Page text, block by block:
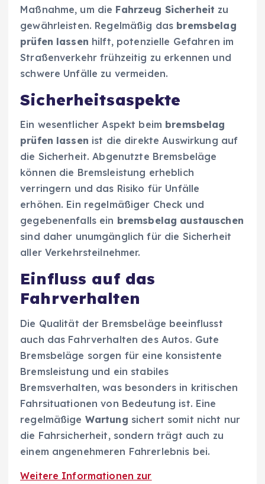
Maßnahme, um die Fahrzeug Sicherheit zu
gewährleisten. Regelmäßig das bremsbelag
prüfen lassen hilft, potenzielle Gefahren im
Straßenverkehr frühzeitig zu erkennen und
schwere Unfälle zu vermeiden.
Sicherheitsaspekte
Ein wesentlicher Aspekt beim bremsbelag
prüfen lassen ist die direkte Auswirkung auf
die Sicherheit. Abgenutzte Bremsbeläge
können die Bremsleistung erheblich
verringern und das Risiko für Unfälle
erhöhen. Ein regelmäßiger Check und
gegebenenfalls ein bremsbelag austauschen
sind daher unumgänglich für die Sicherheit
aller Verkehrsteilnehmer.
Einfluss auf das
Fahrverhalten
Die Qualität der Bremsbeläge beeinflusst
auch das Fahrverhalten des Autos. Gute
Bremsbeläge sorgen für eine konsistente
Bremsleistung und ein stabiles
Bremsverhalten, was besonders in kritischen
Fahrsituationen von Bedeutung ist. Eine
regelmäßige Wartung sichert somit nicht nur
die Fahrsicherheit, sondern trägt auch zu
einem angenehmeren Fahrerlebnis bei.
Weitere Informationen zur